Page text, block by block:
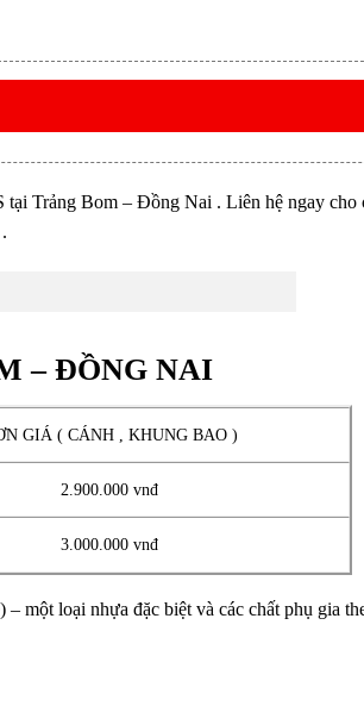
tại Trảng Bom – Đồng Nai . Liên hệ ngay cho
– ĐỒNG NAI
GIÁ ( CÁNH , KHUNG BAO )
2.900.000 vnđ
3.000.000 vnđ
một loại nhựa đặc biệt và các chất phụ gia